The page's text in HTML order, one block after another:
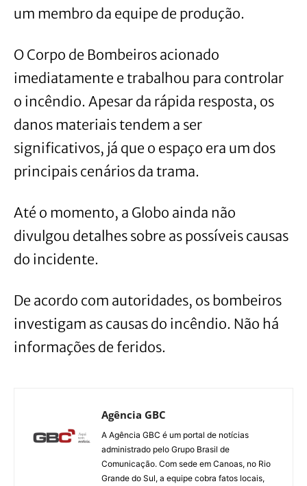
um membro da equipe de produção.
O Corpo de Bombeiros acionado
imediatamente e trabalhou para controlar
o incêndio. Apesar da rápida resposta, os
danos materiais tendem a ser
significativos, já que o espaço era um dos
principais cenários da trama.
Até o momento, a Globo ainda não
divulgou detalhes sobre as possíveis causas
do incidente.
De acordo com autoridades, os bombeiros
investigam as causas do incêndio. Não há
informações de feridos.
Agência GBC
A Agência GBC é um portal de notícias
administrado pelo Grupo Brasil de
Comunicação. Com sede em Canoas, no Rio
Grande do Sul, a equipe cobra fatos locais,